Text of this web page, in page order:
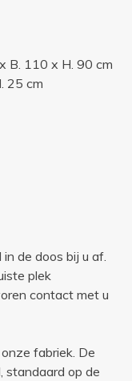
B. 110 x H. 90 cm
25 cm
de doos bij u af.
plek
contact met u
fabriek. De
standaard op de